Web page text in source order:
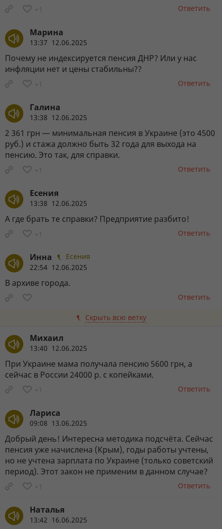
+1 Ответить
Марина
13:37 12.06.2025
Почему не индексируется пенсия ДНР? Или у нас
инфляции нет и цены стабильны??
+1 Ответить
Галина
13:38 12.06.2025
2 361 грн — минимальная пенсия в Украине (это 4500
руб.) и стажа должно быть 32 года для выхода на
пенсию. Это так, для справки.
+1 Ответить
Есения
13:38 12.06.2025
А где брать те справки? Предприятие разбито!
+1 Ответить
Инна
Есения
22:54 12.06.2025
В архиве города.
Ответить
Скрыть всю ветку
Михаил
13:40 12.06.2025
При Украине мама получала пенсию 5600 грн, а
сейчас в России 24000 р. с копейками.
+1 Ответить
Лариса
09:08 13.06.2025
Добрый день! Интересна методика подсчёта. Сейчас
пенсия уже начислена (Крым), годы работы учтены,
но не учтена зарплата по Украине (только советский
период). Этот закон не применим в данном случае?
+1 Ответить
Наталья
13:42 16.06.2025